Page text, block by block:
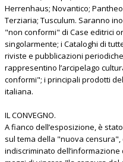
Herrenhaus; Novantico;
Terziaria; Tusculum. Saranno
"non conformi" di Case editrici
singolarmente; i Cataloghi di
riviste e pubblicazioni
rappresentino l’arcipelago
conformi"; i principali prodotti
italiana.
IL CONVEGNO.
A fianco dell’esposizione, è
sul tema della "nuova
indiscriminato